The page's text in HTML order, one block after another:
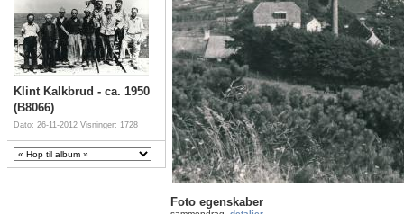
Klint Kalkbrud - ca. 1950
(B8066)
Dato: 26-11-2012 Visninger: 1728
Foto egenskaber